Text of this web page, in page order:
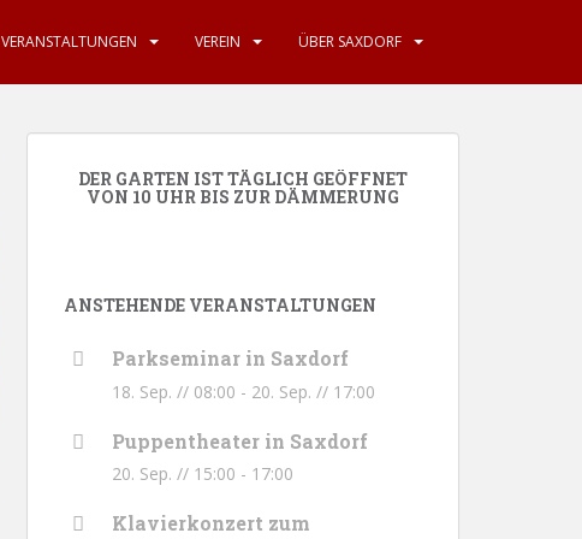
VERANSTALTUNGEN VEREIN ÜBER SAXDORF
DER GARTEN IST TÄGLICH GEÖFFNET
VON 10 UHR BIS ZUR DÄMMERUNG
ANSTEHENDE VERANSTALTUNGEN
Parkseminar in Saxdorf
18. Sep. // 08:00 - 20. Sep. // 17:00
Puppentheater in Saxdorf
20. Sep. // 15:00 - 17:00
Klavierkonzert zum